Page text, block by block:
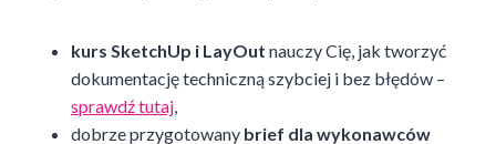
kurs SketchUp i LayOut nauczy Cię, jak tworzyć
dokumentację techniczną szybciej i bez błędów –
sprawdź tutaj,
dobrze przygotowany brief dla wykonawców